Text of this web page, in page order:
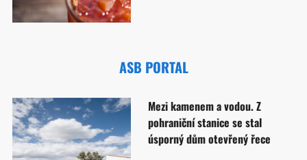
ASB PORTAL
Mezi kamenem a vodou. Z
pohraniční stanice se stal
úsporný dům otevřený řece